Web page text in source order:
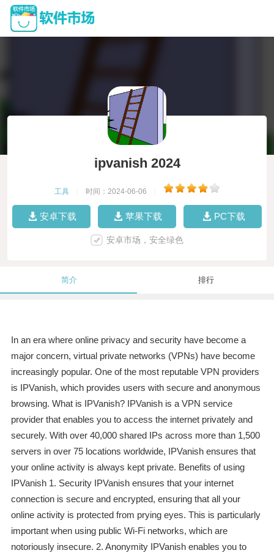
ipvanish 2024
工具 时间：2024-06-06
安卓下载 苹果下载 PC下载
安卓市场，安全绿色
简介 排行
In an era where online privacy and security have become a
major concern, virtual private networks (VPNs) have become
increasingly popular. One of the most reputable VPN providers
is IPVanish, which provides users with secure and anonymous
browsing. What is IPVanish? IPVanish is a VPN service
provider that enables you to access the internet privately and
securely. With over 40,000 shared IPs across more than 1,500
servers in over 75 locations worldwide, IPVanish ensures that
your online activity is always kept private. Benefits of using
IPVanish 1. Security IPVanish ensures that your internet
connection is secure and encrypted, ensuring that all your
online activity is protected from prying eyes. This is particularly
important when using public Wi-Fi networks, which are
notoriously insecure. 2. Anonymity IPVanish enables you to